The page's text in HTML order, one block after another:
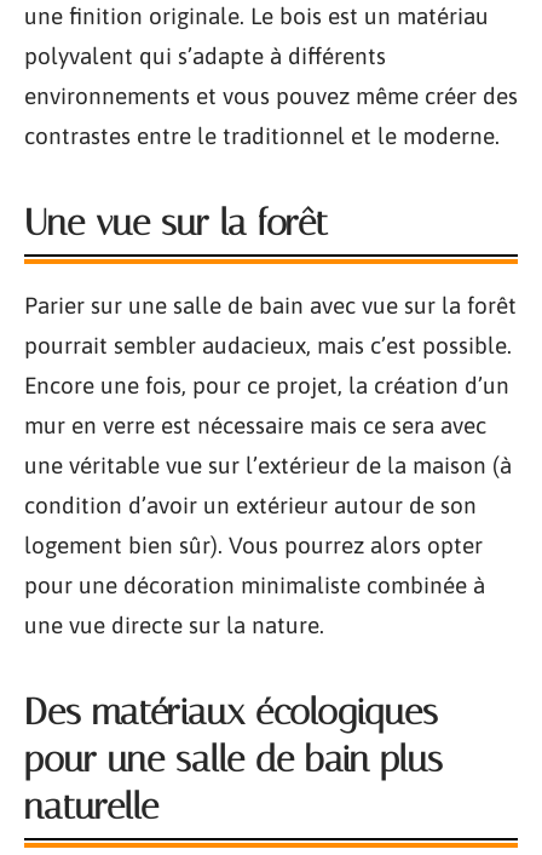
une finition originale. Le bois est un matériau
polyvalent qui s’adapte à différents
environnements et vous pouvez même créer des
contrastes entre le traditionnel et le moderne.
Une vue sur la forêt
Parier sur une salle de bain avec vue sur la forêt
pourrait sembler audacieux, mais c’est possible.
Encore une fois, pour ce projet, la création d’un
mur en verre est nécessaire mais ce sera avec
une véritable vue sur l’extérieur de la maison (à
condition d’avoir un extérieur autour de son
logement bien sûr). Vous pourrez alors opter
pour une décoration minimaliste combinée à
une vue directe sur la nature.
Des matériaux écologiques
pour une salle de bain plus
naturelle